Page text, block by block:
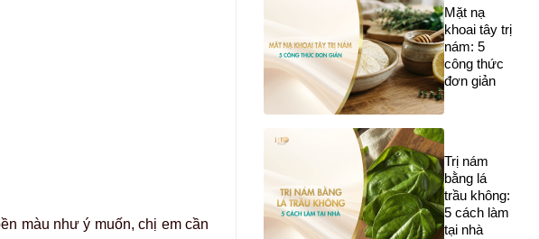
màu như ý muốn, chị em cần
Mặt nạ
khoai tây trị
nám: 5
công thức
đơn giản
Trị nám
bằng lá
trầu không:
5 cách làm
tại nhà